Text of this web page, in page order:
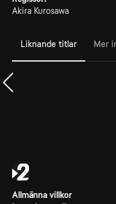
Akira Kurosawa
Liknande titlar Mer
Allmänna villkor